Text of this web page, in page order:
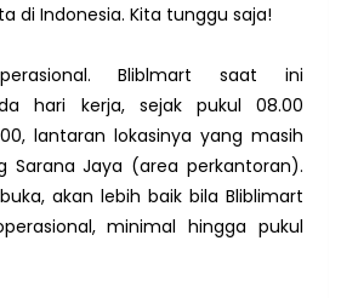
di Indonesia. Kita tunggu saja!
Bliblmart saat ini
hari kerja, sejak pukul 08.00
lantaran lokasinya yang masih
Sarana Jaya (area perkantoran).
akan lebih baik bila Bliblimart
minimal hingga pukul